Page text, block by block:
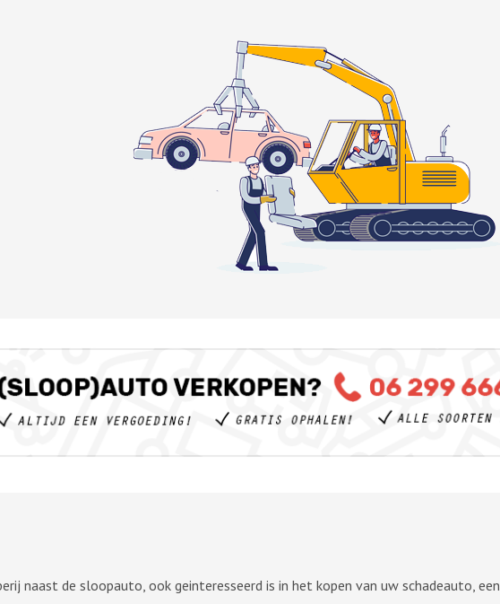
naast de sloopauto, ook geinteresseerd is in het kopen van uw schadeauto, een